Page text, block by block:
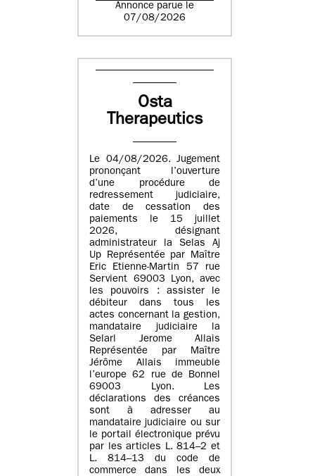
Annonce parue le
07/08/2026
Osta
Therapeutics
Le 04/08/2026. Jugement
prononçant l’ouverture
d’une procédure de
redressement judiciaire,
date de cessation des
paiements le 15 juillet
2026, désignant
administrateur la Selas Aj
Up Représentée par Maître
Eric Etienne-Martin 57 rue
Servient 69003 Lyon, avec
les pouvoirs : assister le
débiteur dans tous les
actes concernant la gestion,
mandataire judiciaire la
Selarl Jerome Allais
Représentée par Maître
Jérôme Allais immeuble
l’europe 62 rue de Bonnel
69003 Lyon. Les
déclarations des créances
sont à adresser au
mandataire judiciaire ou sur
le portail électronique prévu
par les articles L. 814–2 et
L. 814–13 du code de
commerce dans les deux